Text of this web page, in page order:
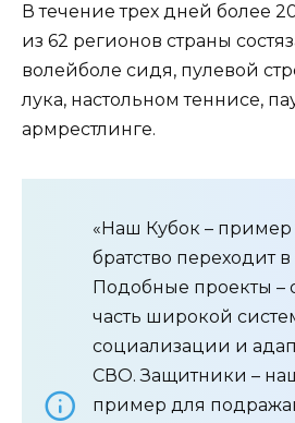
В течение трех дней более
из 62 регионов страны
волейболе сидя, пулевой
лука, настольном теннисе,
армрестлинге.
«Наш Кубок – пример
братство переходит
Подобные проекты –
часть широкой
социализации и
СВО. Защитники –
пример для